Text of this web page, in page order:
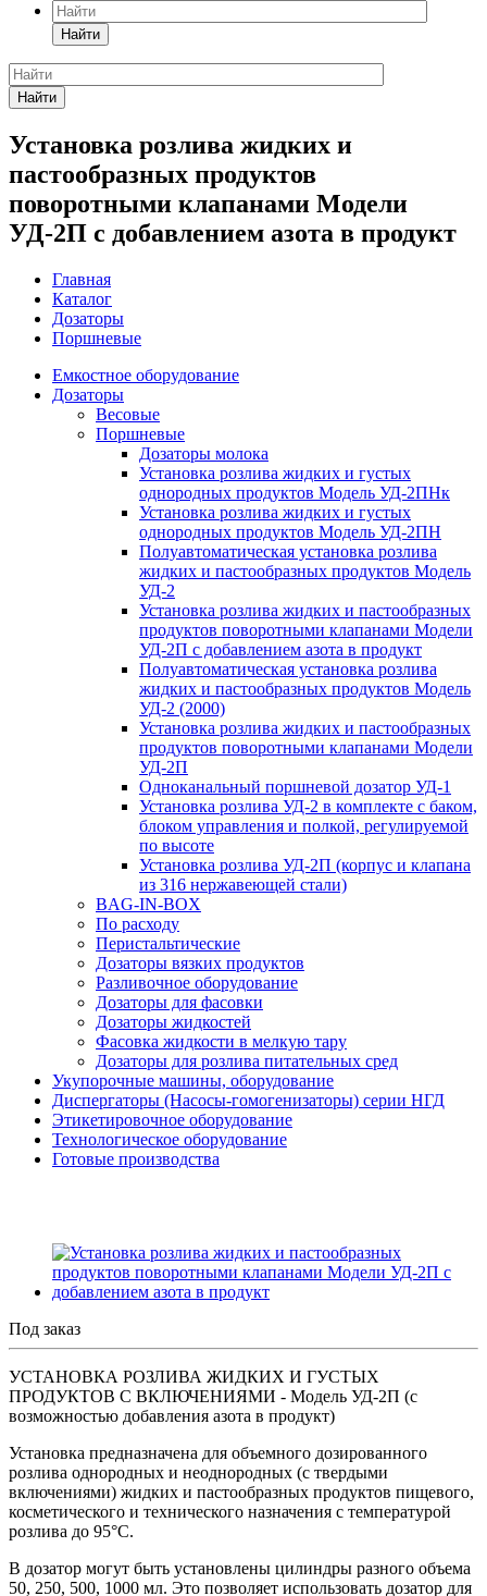
Найти
Найти
Установка розлива жидких и
пастообразных продуктов
поворотными клапанами Модели
УД-2П с добавлением азота в продукт
Главная
Каталог
Дозаторы
Поршневые
Емкостное оборудование
Дозаторы
Весовые
Поршневые
Дозаторы молока
Установка розлива жидких и густых
однородных продуктов Модель УД-2ПНк
Установка розлива жидких и густых
однородных продуктов Модель УД-2ПН
Полуавтоматическая установка розлива
жидких и пастообразных продуктов Модель
УД-2
Установка розлива жидких и пастообразных
продуктов поворотными клапанами Модели
УД-2П с добавлением азота в продукт
Полуавтоматическая установка розлива
жидких и пастообразных продуктов Модель
УД-2 (2000)
Установка розлива жидких и пастообразных
продуктов поворотными клапанами Модели
УД-2П
Одноканальный поршневой дозатор УД-1
Установка розлива УД-2 в комплекте с баком,
блоком управления и полкой, регулируемой
по высоте
Установка розлива УД-2П (корпус и клапана
из 316 нержавеющей стали)
BAG-IN-BOX
По расходу
Перистальтические
Дозаторы вязких продуктов
Разливочное оборудование
Дозаторы для фасовки
Дозаторы жидкостей
Фасовка жидкости в мелкую тару
Дозаторы для розлива питательных сред
Укупорочные машины, оборудование
Диспергаторы (Насосы-гомогенизаторы) серии НГД
Этикетировочное оборудование
Технологическое оборудование
Готовые производства
Под заказ
УСТАНОВКА РОЗЛИВА ЖИДКИХ И ГУСТЫХ
ПРОДУКТОВ С ВКЛЮЧЕНИЯМИ - Модель УД-2П (с
возможностью добавления азота в продукт)
Установка предназначена для объемного дозированного
розлива однородных и неоднородных (с твердыми
включениями) жидких и пастообразных продуктов пищевого,
косметического и технического назначения с температурой
розлива до 95°C.
В дозатор могут быть установлены цилиндры разного объема
50, 250, 500, 1000 мл. Это позволяет использовать дозатор для